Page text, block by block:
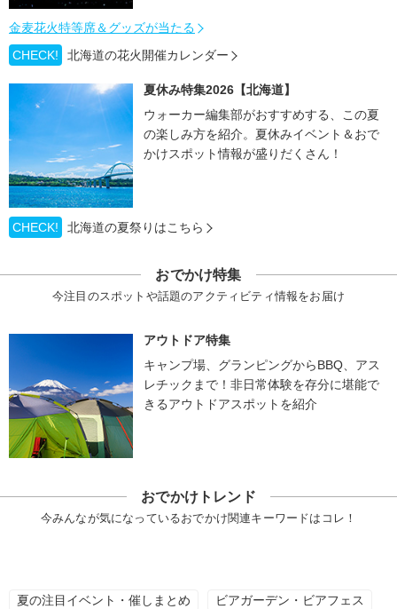
金麦花火特等席＆グッズが当たる
CHECK!
北海道の花火開催カレンダー
夏休み特集2026【北海道】
ウォーカー編集部がおすすめする、この夏
の楽しみ方を紹介。夏休みイベント＆おで
かけスポット情報が盛りだくさん！
CHECK! 北海道の夏祭りはこちら
おでかけ特集
今注目のスポットや話題のアクティビティ情報をお届け
アウトドア特集
キャンプ場、グランピングからBBQ、アス
レチックまで！非日常体験を存分に堪能で
きるアウトドアスポットを紹介
おでかけトレンド
今みんなが気になっているおでかけ関連キーワードはコレ！
夏の注目イベント・催しまとめ ビアガーデン・ビアフェス